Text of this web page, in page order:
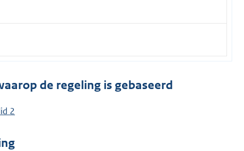
de regeling is gebaseerd
2